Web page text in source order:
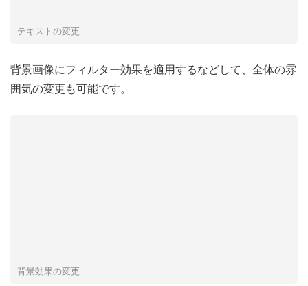
テキストの変更
背景画像にフィルター効果を適用するなどして、全体の雰
囲気の変更も可能です。
背景効果の変更